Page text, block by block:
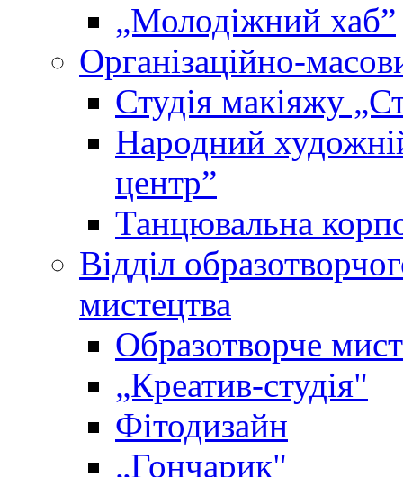
„Молодіжний хабˮ
Організаційно-
Студія макіяжу
Народний
центр”
Танцювальна
Відділ
мистецтва
Образотворче
„Креатив-студія"
Фітодизайн
„Гончарик"